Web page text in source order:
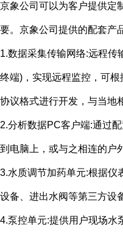
京象公司可以为客户提供定
要。京象公司提供的配套产
1.数据采集传输网络:远程传
终端) ，实现远程监控，可
协议格式进行开发，与当地
2.分析数据PC客户端:通过
到电脑上，或与之相连的户
3.水质调节加药单元:根据仪
设备、进出水阀等第三方设
4.泵控单元:提供用户现场水